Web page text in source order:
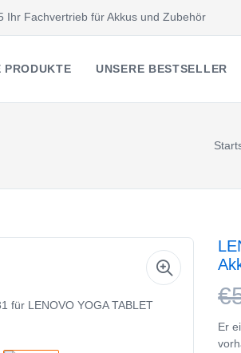
Ihr Fachvertrieb für Akkus und Zubehör
PRODUKTE UNSERE BESTSELLER
Er